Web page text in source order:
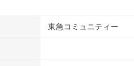
東急コミュニティー